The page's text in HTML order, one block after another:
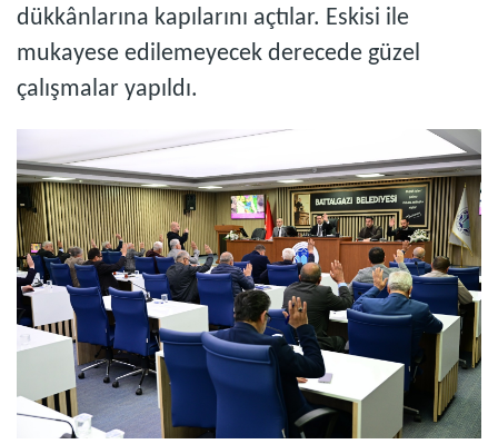
dükkânlarına kapılarını açtılar. Eskisi ile
mukayese edilemeyecek derecede güzel
çalışmalar yapıldı.